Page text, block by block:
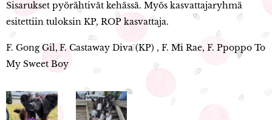
Sisarukset pyörähtivät kehässä. Myös kasvattajaryhmä
esitettiin tuloksin KP, ROP kasvattaja.
F. Gong Gil, F. Castaway Diva (KP) , F. Mi Rae, F. Ppoppo To
My Sweet Boy